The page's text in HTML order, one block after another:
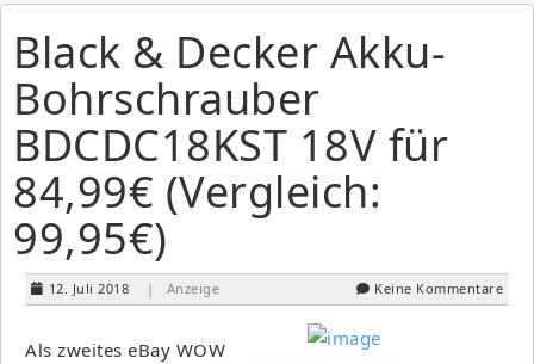
Black & Decker Akku-
Bohrschrauber
BDCDC18KST 18V für
84,99€ (Vergleich:
99,95€)
12. Juli 2018 | Anzeige Keine Kommentare
Als zweites eBay WOW